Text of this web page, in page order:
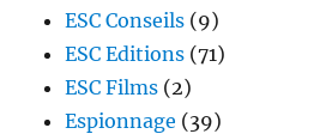
ESC Conseils (9)
ESC Editions (71)
ESC Films (2)
Espionnage (39)